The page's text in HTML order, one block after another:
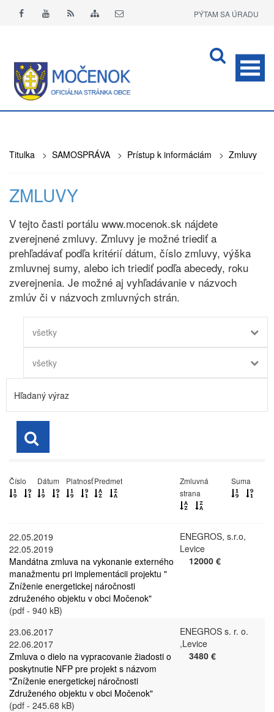
PÝTAM SA ÚRADU
Titulka > SAMOSPRÁVA > Prístup k informáciám > Zmluvy
ZMLUVY
V tejto časti portálu www.mocenok.sk nájdete
zverejnené zmluvy. Zmluvy je možné triediť a
prehľadávať podľa kritérií dátum, číslo zmluvy, výška
zmluvnej sumy, alebo ich triediť podľa abecedy, roku
zverejnenia. Je možné aj vyhľadávanie v názvoch
zmlúv či v názvoch zmluvných strán.
všetky
všetky
Číslo Dátum PlatnosťPredmet
Zmluvná
strana
Suma
22.05.2019
22.05.2019
Mandátna zmluva na vykonanie externého
manažmentu pri implementácii projektu "
Zníženie energetickej náročnosti
združeného objektu v obci Močenok"
(pdf - 940 kB)
ENEGROS, s.r.o,
Levice
12000 €
23.06.2017
22.06.2017
Zmluva o dielo na vypracovanie žiadosti o
poskytnutie NFP pre projekt s názvom
"Zníženie energetickej náročnosti
Združeného objektu v obci Močenok"
(pdf - 245.68 kB)
ENEGROS s. r. o.
,Levice
3480 €